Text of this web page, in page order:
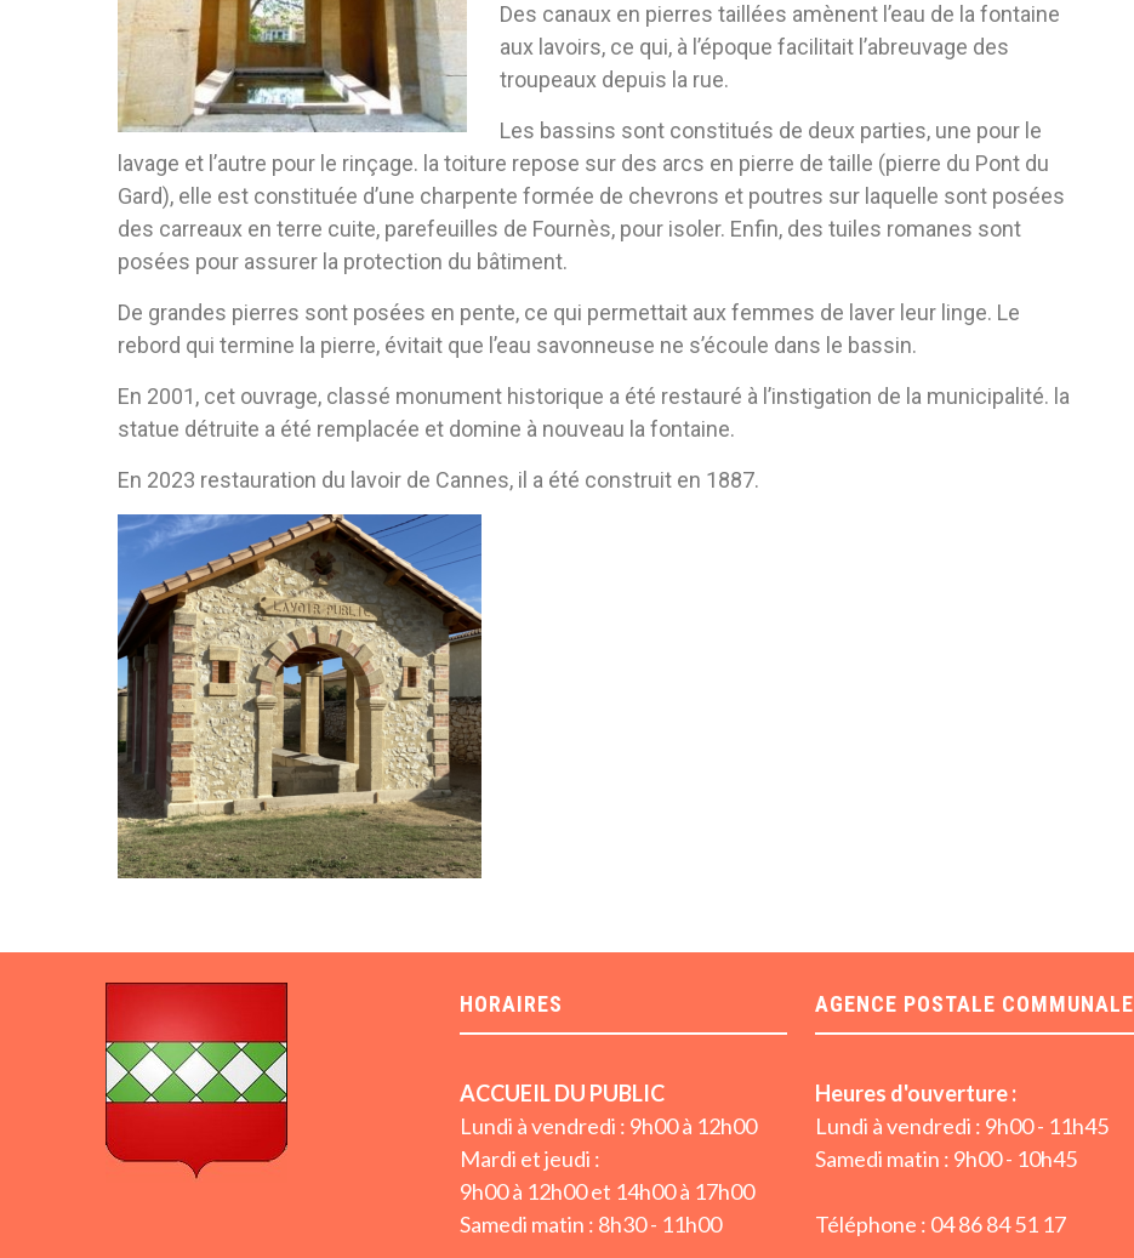
Des canaux en pierres taillées amènent l’eau de la fontaine
aux lavoirs, ce qui, à l’époque facilitait l’abreuvage des
troupeaux depuis la rue.
Les bassins sont constitués de deux parties, une pour le
lavage et l’autre pour le rinçage. la toiture repose sur des arcs en pierre de taille (pierre du Pont du
Gard), elle est constituée d’une charpente formée de chevrons et poutres sur laquelle sont posées
des carreaux en terre cuite, parefeuilles de Fournès, pour isoler. Enfin, des tuiles romanes sont
posées pour assurer la protection du bâtiment.
De grandes pierres sont posées en pente, ce qui permettait aux femmes de laver leur linge. Le
rebord qui termine la pierre, évitait que l’eau savonneuse ne s’écoule dans le bassin.
En 2001, cet ouvrage, classé monument historique a été restauré à l’instigation de la municipalité. la
statue détruite a été remplacée et domine à nouveau la fontaine.
En 2023 restauration du lavoir de Cannes, il a été construit en 1887.
HORAIRES
ACCUEIL DU PUBLIC
Lundi à vendredi : 9h00 à 12h00
Mardi et jeudi :
9h00 à 12h00 et 14h00 à 17h00
Samedi matin : 8h30 - 11h00
AGENCE POSTALE COMMUNALE
Heures d'ouverture :
Lundi à vendredi : 9h00 - 11h45
Samedi matin : 9h00 - 10h45
Téléphone : 04 86 84 51 17